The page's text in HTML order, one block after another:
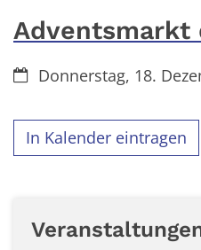
Adventsmarkt
Datum:Donnerstag, 18.
In Kalender eintragen